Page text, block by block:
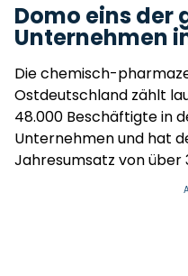
Domo eins der
Unternehmen
Die chemisch-
Ostdeutschland zählt
48.000 Beschäftigte in
Unternehmen und hat
Jahresumsatz von über